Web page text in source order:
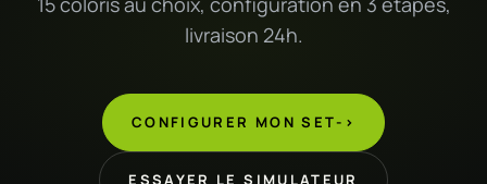
livraison 24h.
CONFIGURER MON SET->
ESSAYER LE SIMULATEUR